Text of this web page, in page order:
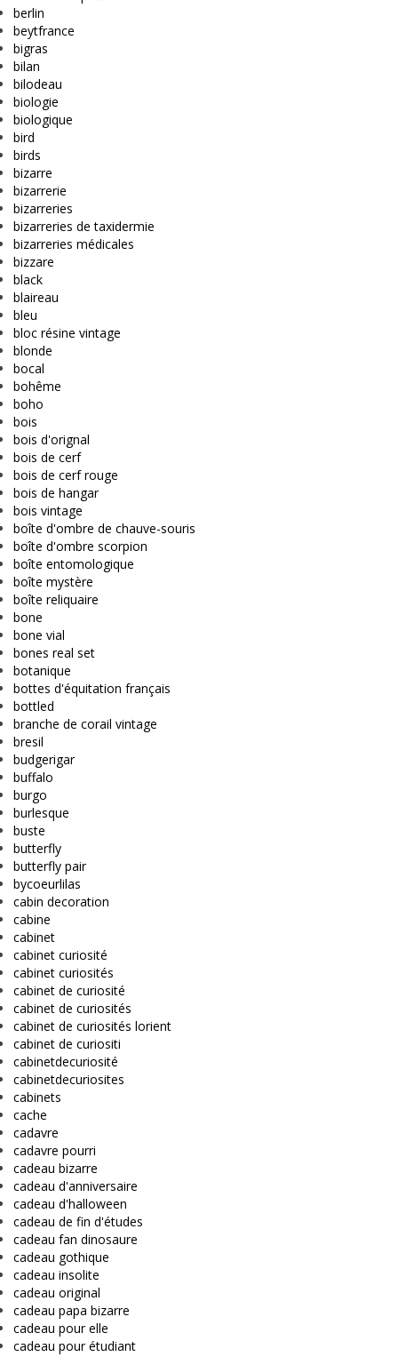
berlin
beytfrance
bigras
bilan
bilodeau
biologie
biologique
bird
birds
bizarre
bizarrerie
bizarreries
bizarreries de taxidermie
bizarreries médicales
bizzare
black
blaireau
bleu
bloc résine vintage
blonde
bocal
bohême
boho
bois
bois d'orignal
bois de cerf
bois de cerf rouge
bois de hangar
bois vintage
boîte d'ombre de chauve-souris
boîte d'ombre scorpion
boîte entomologique
boîte mystère
boîte reliquaire
bone
bone vial
bones real set
botanique
bottes d'équitation français
bottled
branche de corail vintage
bresil
budgerigar
buffalo
burgo
burlesque
buste
butterfly
butterfly pair
bycoeurlilas
cabin decoration
cabine
cabinet
cabinet curiosité
cabinet curiosités
cabinet de curiosité
cabinet de curiosités
cabinet de curiosités lorient
cabinet de curiositi
cabinetdecuriosité
cabinetdecuriosites
cabinets
cache
cadavre
cadavre pourri
cadeau bizarre
cadeau d'anniversaire
cadeau d'halloween
cadeau de fin d'études
cadeau fan dinosaure
cadeau gothique
cadeau insolite
cadeau original
cadeau papa bizarre
cadeau pour elle
cadeau pour étudiant